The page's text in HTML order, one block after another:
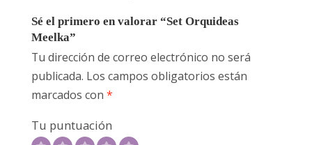
Sé el primero en valorar “Set Orquideas
Meelka”
Tu dirección de correo electrónico no será
publicada. Los campos obligatorios están
marcados con *
Tu puntuación